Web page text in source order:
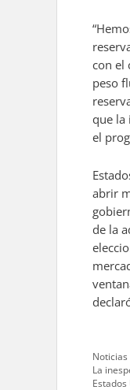
con el
peso
que la
el
abrir
de la
Noticias
La